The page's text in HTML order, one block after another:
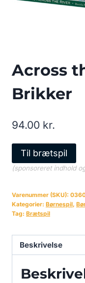
Across
Brikker
94.00 kr.
Til brætspil
(sponsoreret indhold
Varenummer (SKU):
Kategorier: Børnespil,
Tag: Brætspil
Beskrivelse